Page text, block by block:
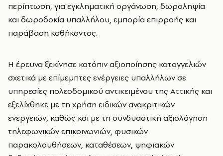
περίπτωση, για εγκληματική οργάνωση, δωροληψία
και δωροδοκία υπαλλήλου, εμπορία επιρροής και
παράβαση καθήκοντος.
Η έρευνα ξεκίνησε κατόπιν αξιοποίησης καταγγελιών
σχετικά με επίμεμπτες ενέργειες υπαλλήλων σε
υπηρεσίες πολεοδομικού αντικειμένου της Αττικής και
εξελίχθηκε με τη χρήση ειδικών ανακριτικών
ενεργειών, καθώς και με τη συνδυαστική αξιολόγηση
τηλεφωνικών επικοινωνιών, φυσικών
παρακολουθήσεων, καταθέσεων, ψηφιακών